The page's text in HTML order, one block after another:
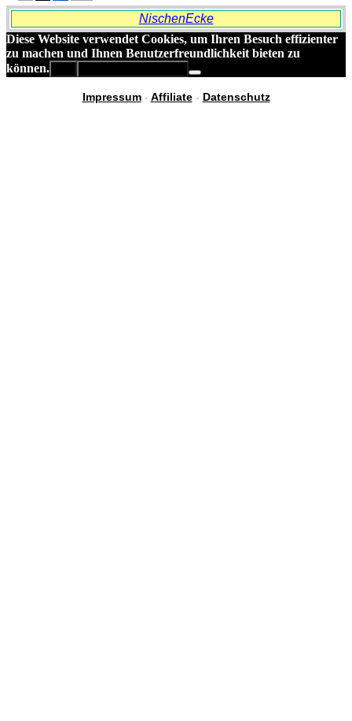
NischenEcke
Diese Website verwendet Cookies, um Ihren Besuch effizienter
zu machen und Ihnen Benutzerfreundlichkeit bieten zu
können.
Impressum- Affiliate- Datenschutz